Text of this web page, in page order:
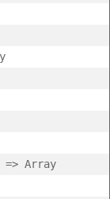
=> Array